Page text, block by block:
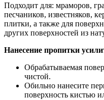
Подходит для: мраморов,
песчаников, известняков,
плитки, а также для
других поверхностей из
Нанесение пропитки
Обрабатываемая
чистой.
Обильно нанесите
поверхность кистью